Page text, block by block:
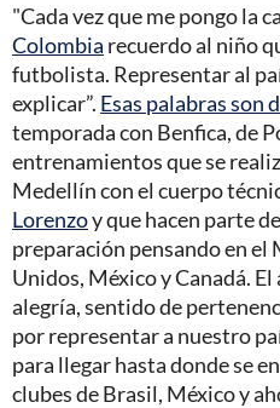
"Cada vez que me pongo la
Colombia recuerdo al niño
futbolista. Representar al
explicar”. Esas palabras son
temporada con Benfica, de
entrenamientos que se
Medellín con el cuerpo
Lorenzoy que hacen parte
preparación pensando en el
Unidos, México y Canadá.
alegría, sentido de
por representar a nuestro
para llegar hasta donde se
clubes de Brasil, México y